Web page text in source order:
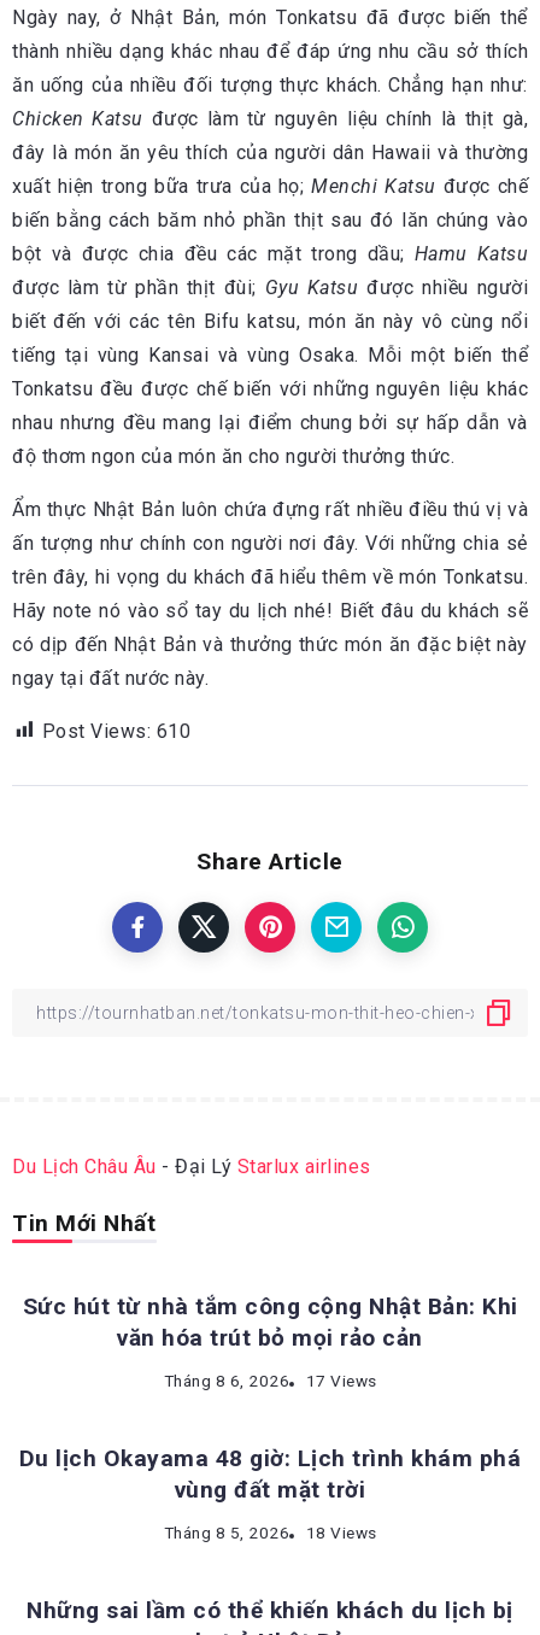
Ngày nay, ở Nhật Bản, món Tonkatsu đã được biến thể
thành nhiều dạng khác nhau để đáp ứng nhu cầu sở thích
ăn uống của nhiều đối tượng thực khách. Chẳng hạn như:
Chicken Katsu được làm từ nguyên liệu chính là thịt gà,
đây là món ăn yêu thích của người dân Hawaii và thường
xuất hiện trong bữa trưa của họ;Menchi Katsu được chế
biến bằng cách băm nhỏ phần thịt sau đó lăn chúng vào
bột và được chia đều các mặt trong dầu; Hamu Katsu
được làm từ phần thịt đùi; Gyu Katsuđược nhiều người
biết đến với các tên Bifu katsu, món ăn này vô cùng nổi
tiếng tại vùng Kansai và vùng Osaka. Mỗi một biến thể
Tonkatsu đều được chế biến với những nguyên liệu khác
nhau nhưng đều mang lại điểm chung bởi sự hấp dẫn và
độ thơm ngon của món ăn cho người thưởng thức.
Ẩm thực Nhật Bản luôn chứa đựng rất nhiều điều thú vị và
ấn tượng như chính con người nơi đây. Với những chia sẻ
trên đây, hi vọng du khách đã hiểu thêm về món Tonkatsu.
Hãy note nó vào sổ tay du lịch nhé! Biết đâu du khách sẽ
có dịp đến Nhật Bản và thưởng thức món ăn đặc biệt này
ngay tại đất nước này.
Post Views: 610
Share Article
Du Lịch Châu Âu - Đại Lý Starlux airlines
Tin Mới Nhất
Sức hút từ nhà tắm công cộng Nhật Bản: Khi
văn hóa trút bỏ mọi rảo cản
Tháng 8 6, 2026 17 Views
ĐỊA ĐIỂM DU LỊCH NHẬT BẢN
Du lịch Okayama 48 giờ: Lịch trình khám phá
vùng đất mặt trời
Tháng 8 5, 2026 18 Views
KINH NGHIỆM DU LỊCH NHẬT BẢN
Những sai lầm có thể khiến khách du lịch bị